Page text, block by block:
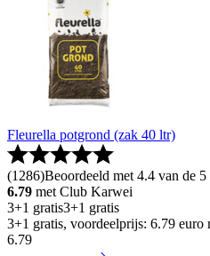
Fleurella potgrond (zak 40 ltr)
(1286)Beoordeeld met 4.4 van de
6.79 met Club Karwei
3+1 gratis3+1 gratis
3+1 gratis, voordeelprijs: 6.79
6.79